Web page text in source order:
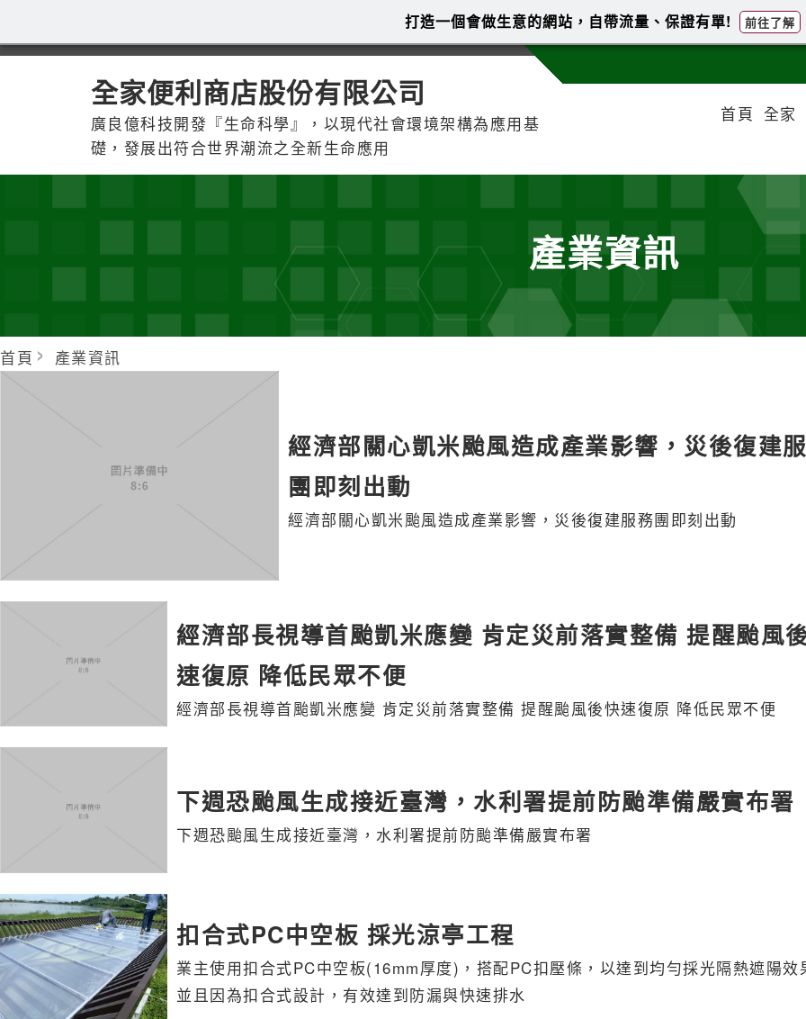
全家便利商店股份有限公司
廣良億科技開發『生命科學』，以現代社會環境架構為應用基
礎，發展出符合世界潮流之全新生命應用
首頁 全家
產業資訊
首頁 產業資訊
經濟部關心凱米颱風造成產業影響，災後復建
團即刻出動
經濟部關心凱米颱風造成產業影響，災後復建服務團即刻出動
經濟部長視導首颱凱米應變 肯定災前落實整備 提醒颱風
速復原 降低民眾不便
經濟部長視導首颱凱米應變 肯定災前落實整備 提醒颱風後快速復原 降低民眾不便
下週恐颱風生成接近臺灣，水利署提前防颱準備嚴實布署
下週恐颱風生成接近臺灣，水利署提前防颱準備嚴實布署
扣合式PC中空板 採光涼亭工程
業主使用扣合式PC中空板(16mm厚度)，搭配PC扣壓條，以達到均勻採光隔熱遮陽效
並且因為扣合式設計，有效達到防漏與快速排水
打造一個會做生意的網站，自帶流量、保證有單! 前往了解